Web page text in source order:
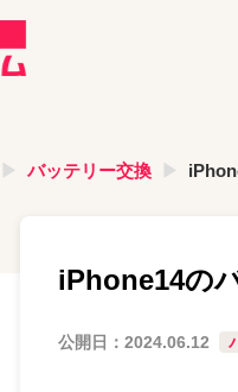
バッテリー交換
iPhone14の
公開日： 2024.06.12